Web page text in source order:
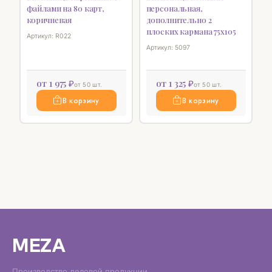
файлами на 80 карт,
коричневая
Артикул: R022
от 1 975 ₽от 50 шт.
В корзину
персональная,
дополнительно 2
плоских кармана 75х105
Артикул: 5097
от 1 325 ₽от 50 шт.
В корзину
MEZA